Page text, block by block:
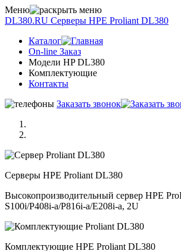
Меню
DL380.RU Серверы НРE Prоliаnt DL380
Каталог
On-line Заказ
Модели HP DL380
Комплектующие
Контакты
Заказать звонок
Серверы НРE Prоliаnt DL380
Высокопроизводительный сервер HPE
S100i/P408i-a/P816i-a/E208i-a, 2U
Комплектующие НРE Prоliаnt DL380